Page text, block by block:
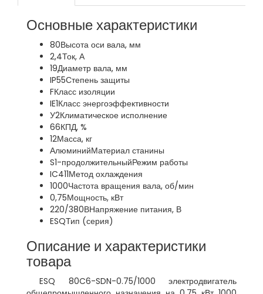
Основные характеристики
80Высота оси вала, мм
2,4Ток, А
19Диаметр вала, мм
IP55Степень защиты
FКласс изоляции
IE1Класс энергоэффективности
У2Климатическое исполнение
66КПД, %
12Масса, кг
АлюминийМатериал станины
S1-продолжительныйРежим работы
IC411Метод охлаждения
1000Частота вращения вала, об/мин
0,75Мощность, кВт
220/380ВНапряжение питания, В
ESQТип (серия)
Описание и характеристики
товара
ESQ 80C6-SDN-0.75/1000 электродвигатель